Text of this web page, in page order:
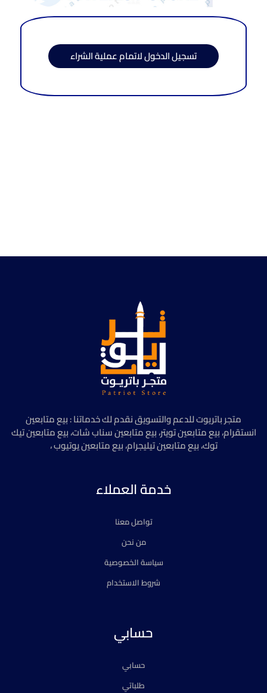
تسجيل الدخول لاتمام عملية الشراء
متجر باتريوت للدعم والتسويق نقدم لك خدماتنا : بيع متابعين
انستقرام، بيع متابعين تويتر، بيع متابعين سناب شات، بيع متابعين تيك
توك، بيع متابعين تيليجرام، بيع متابعين يوتيوب ،
خدمة العملاء
تواصل معنا
من نحن
سياسة الخصوصية
شروط الاستخدام
حسابي
حسابي
طلباتي